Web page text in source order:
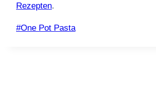
Rezepten.
Schlagworte:
#One Pot Pasta